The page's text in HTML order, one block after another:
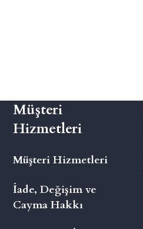
Müşteri
Hizmetleri
Müşteri Hizmetleri
İade, Değişim ve
Cayma Hakkı